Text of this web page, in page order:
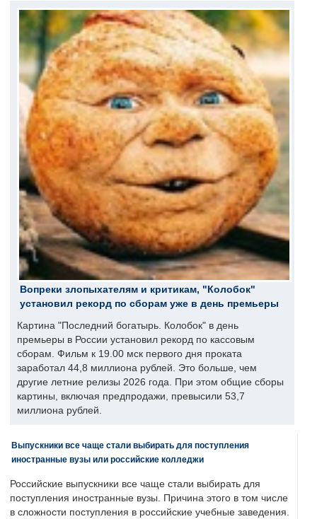
Вопреки злопыхателям и критикам, "Колобок"
установил рекорд по сборам уже в день премьеры
Картина "Последний богатырь. Колобок" в день
премьеры в России установил рекорд по кассовым
сборам. Фильм к 19.00 мск первого дня проката
заработал 44,8 миллиона рублей. Это больше, чем
другие летние релизы 2026 года. При этом общие сборы
картины, включая предпродажи, превысили 53,7
миллиона рублей.
Выпускники все чаще стали выбирать для поступления
иностранные вузы или российские колледжи
Российские выпускники все чаще стали выбирать для
поступления иностранные вузы. Причина этого в том числе
в сложности поступления в российские учебные заведения.